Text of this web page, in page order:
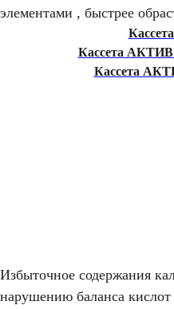
элементами , быстрее
Кассета АКТИВ
Кассета
Избыточное содержания
нарушению баланса